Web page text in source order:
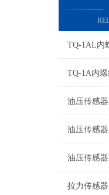
TQ-1AL内
TQ-1A内
油压传感